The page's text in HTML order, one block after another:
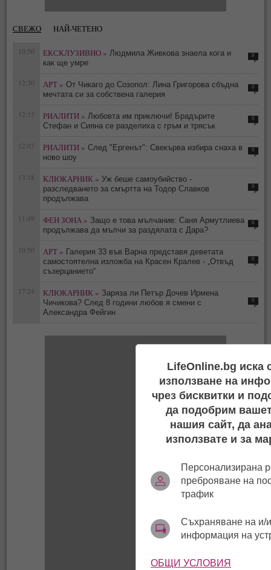
СВЕЖО НАЙ-ЧЕТЕНО
10:50 ЕКСКЛУЗИВНО » Людмила Живкова знаела кога и
как ще умре
0
12:30 АРТ » От Чикаго до Созопол: Лина Григорова сбъдна
мечтата си за собствена галерия
0
12:13 РИАЛИТИ » Любовта им приключи! Брадърите
Стефан и Сияна се разделиха с гръм и трясък
0
12:03 РИАЛИТИ » След "Ергенът": Свекърва избира снаха в
ново шоу
0
13:18 КЛЮКАРНИК » Уж беше самоубийство -
разследването за смъртта на Тодор Славков
продължава
0
11:49 ФЕН ЗОНА » Защо е това мълчание: Саня Армутлиева
продължава да мълчи за раздялата с Дара?
0
10:50 АРТ » Галерия 33 във Варна представя деветата
самостоятелна изложба на Красен Кралев - „Отвъд
съзерцанието“
0
17:24 КЛЮКАРНИК » Заряза ли Петър Дочев Ирмена
Чичикова? След 8 години любов я смени с
Александра Фейгин
0
LifeOnline.bg иска
използване на
чрез бисквитки и
да подобрим
нашия сайт, да
използвате и за
Персонализирана
преброяване на
трафик
Съхраняване на и/
информация на
ОБЩИ УСЛОВИЯ